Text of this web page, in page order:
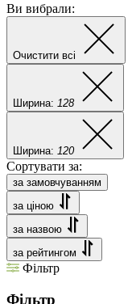
Ви вибрали:
Очистити всі
Ширина: 128
Ширина: 120
Сортувати за:
за замовчуванням
за ціною
за назвою
за рейтингом
Фільтр
Фільтр